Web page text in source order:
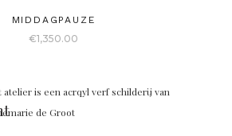
MIDDAGPAUZE
€1,350.00